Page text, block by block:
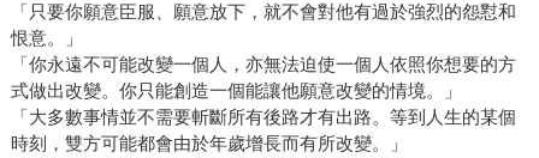
「只要你願意臣服、願意放下，就不會對他有過於強烈的怨懟和
恨意。」
「你永遠不可能改變一個人，亦無法迫使一個人依照你想要的方
式做出改變。你只能創造一個能讓他願意改變的情境。」
「大多數事情並不需要斬斷所有後路才有出路。等到人生的某個
時刻，雙方可能都會由於年歲增長而有所改變。」